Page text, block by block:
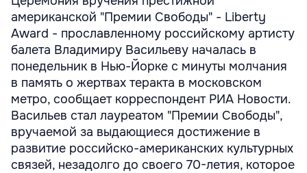
американской "Премии Свободы" - Liberty
Award - прославленному российскому артисту
балета Владимиру Васильеву началась в
понедельник в Нью-Йорке с минуты молчания
в память о жертвах теракта в московском
метро, сообщает корреспондент РИА Новости.
Васильев стал лауреатом "Премии Свободы",
вручаемой за выдающиеся достижение в
развитие российско-американских культурных
связей, незадолго до своего 70-летия, которое